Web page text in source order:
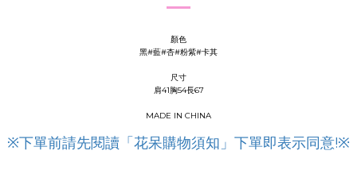
顏色
黑#藍#杏#粉紫#卡其
尺寸
肩41胸54長67
MADE IN CHINA
※下單前請先閱讀「花呆購物須知」下單即表示同意!※